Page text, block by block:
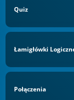
Quiz
Łamigłówki
Połączenia